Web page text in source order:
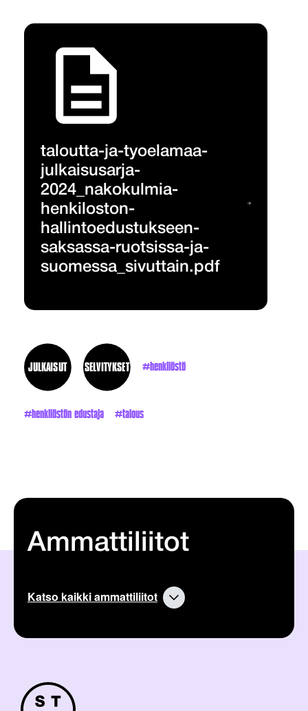
taloutta-ja-tyoelamaa-
julkaisusarja-
2024_nakokulmia-
henkiloston-
hallintoedustukseen-
saksassa-ruotsissa-ja-
suomessa_sivuttain.pdf
JULKAISUT SELVITYKSET henkilöstö
henkilöstön edustaja talous
Ammattiliitot
Katso kaikki ammattiliitot